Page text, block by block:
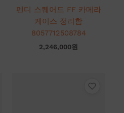
펜디 스퀘어드 FF 카메라
케이스 정리함
8057712508784
2,246,000원